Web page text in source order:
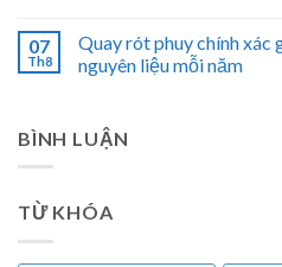
07
Th8
Quay rót phuy chính
nguyên liệu mỗi năm
BÌNH LUẬN
TỪ KHÓA